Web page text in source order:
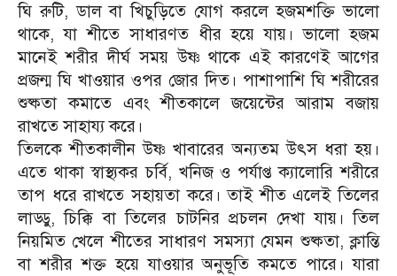
ঘি রুটি, ডাল বা খিচুড়িতে যোগ করলে হজমশক্তি ভালো
থাকে, যা শীতে সাধারণত ধীর হয়ে যায়। ভালো হজম
মানেই শরীর দীর্ঘ সময় উষ্ণ থাকে এই কারণেই আগের
প্রজন্ম ঘি খাওয়ার ওপর জোর দিত। পাশাপাশি ঘি শরীরের
শুষ্কতা কমাতে এবং শীতকালে জয়েন্টের আরাম বজায়
রাখতে সাহায্য করে।
তিলকে শীতকালীন উষ্ণ খাবারের অন্যতম উৎস ধরা হয়।
এতে থাকা স্বাস্থ্যকর চর্বি, খনিজ ও পর্যাপ্ত ক্যালোরি শরীরে
তাপ ধরে রাখতে সহায়তা করে। তাই শীত এলেই তিলের
লাড্ডু, চিক্কি বা তিলের চাটনির প্রচলন দেখা যায়। তিল
নিয়মিত খেলে শীতের সাধারণ সমস্যা যেমন শুষ্কতা, ক্লান্তি
বা শরীর শক্ত হয়ে যাওয়ার অনুভূতি কমতে পারে। যারা